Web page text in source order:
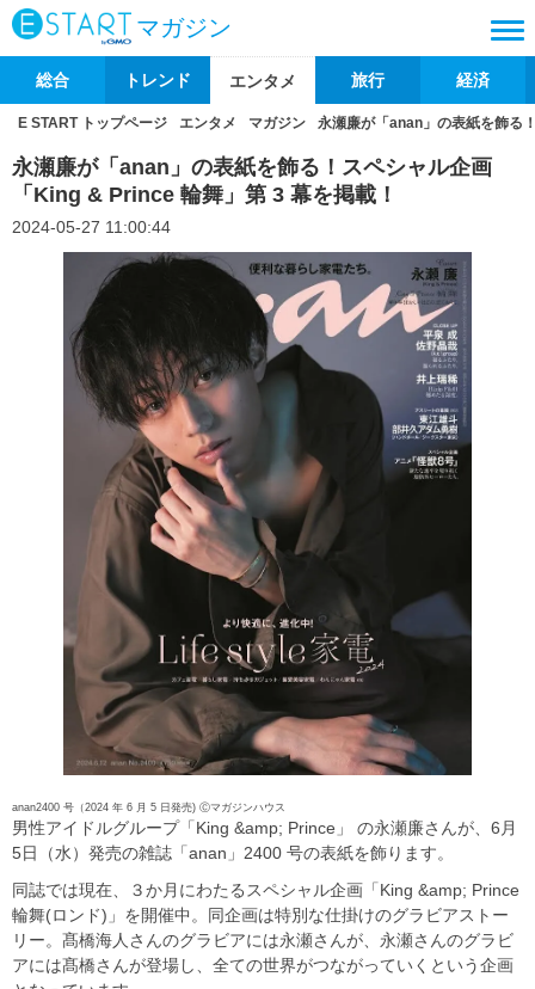
マガジン
総合 トレンド エンタメ 旅行 経済
E START トップページ エンタメ マガジン 永瀬廉が「anan」の表紙を飾る
永瀬廉が「anan」の表紙を飾る！スペシャル企画
「King & Prince 輪舞」第 3 幕を掲載！
2024-05-27 11:00:44
anan2400 号（2024 年 6 月 5 日発売) Ⓒマガジンハウス
男性アイドルグループ「King &amp; Prince」 の永瀬廉さんが、6月
5日（水）発売の雑誌「anan」2400 号の表紙を飾ります。
同誌では現在、３か月にわたるスペシャル企画「King &amp; Prince
輪舞(ロンド)」を開催中。同企画は特別な仕掛けのグラビアストー
リー。髙橋海人さんのグラビアには永瀬さんが、永瀬さんのグラビ
アには髙橋さんが登場し、全ての世界がつながっていくという企画